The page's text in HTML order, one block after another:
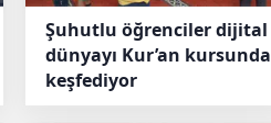
Şuhutlu öğrenciler dijital
dünyayı Kur’an kursunda
keşfediyor